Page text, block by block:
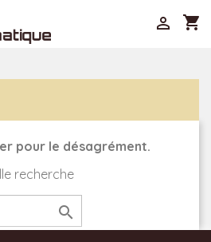
shopping_cart

pour le désagrément.
recherche
